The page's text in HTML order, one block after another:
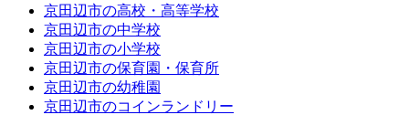
京田辺市の高校・高等学校
京田辺市の中学校
京田辺市の小学校
京田辺市の保育園・保育所
京田辺市の幼稚園
京田辺市のコインランドリー